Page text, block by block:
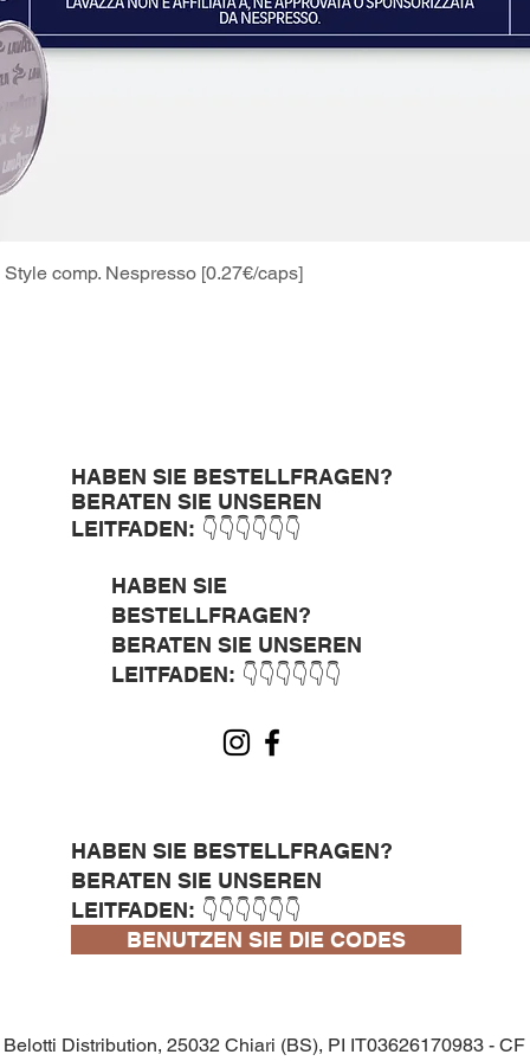
Schnellansicht
comp. Nespresso [0.27€/caps]
HABEN SIE BESTELLFRAGEN?
BERATEN SIE UNSEREN
LEITFADEN: 👇👇👇👇👇👇
HABEN SIE
BESTELLFRAGEN?
BERATEN SIE UNSEREN
LEITFADEN: 👇👇👇👇👇👇
HABEN SIE BESTELLFRAGEN?
BERATEN SIE UNSEREN
LEITFADEN: 👇👇👇👇👇👇
BENUTZEN SIE DIE CODES
Belotti Distribution, 25032 Chiari (BS), PI IT03626170983 - CF